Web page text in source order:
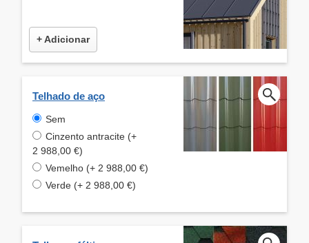
+ Adicionar
Telhado de aço
Sem
Cinzento antracite (+
2 988,00 €)
Vemelho (+ 2 988,00 €)
Verde (+ 2 988,00 €)